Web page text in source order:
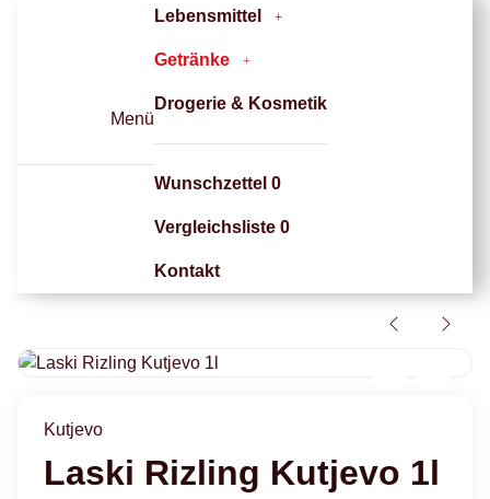
Menü
Lebensmittel
Getränke
Drogerie & Kosmetik
Wunschzettel 0
Vergleichsliste 0
Kontakt
Kutjevo
Laski Rizling Kutjevo 1l